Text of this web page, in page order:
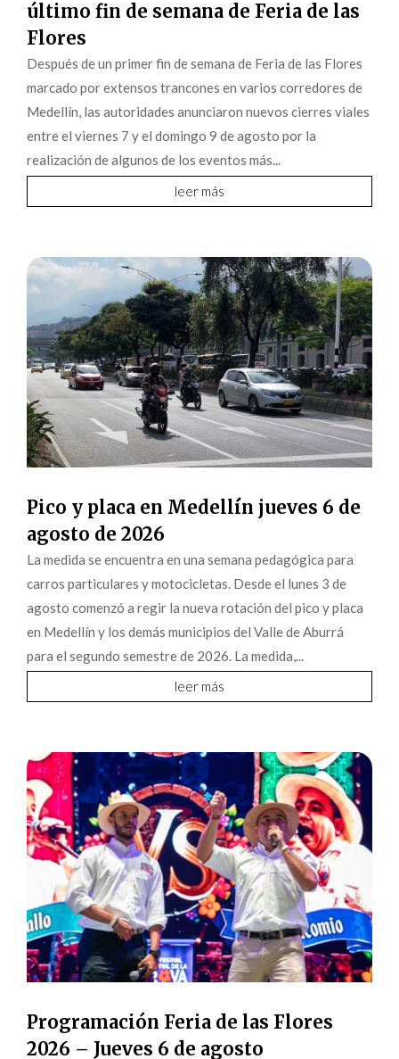
último fin de semana de Feria de las
Flores
Después de un primer fin de semana de Feria de las Flores
marcado por extensos trancones en varios corredores de
Medellín, las autoridades anunciaron nuevos cierres viales
entre el viernes 7 y el domingo 9 de agosto por la
realización de algunos de los eventos más...
leer más
Pico y placa en Medellín jueves 6 de
agosto de 2026
La medida se encuentra en una semana pedagógica para
carros particulares y motocicletas. Desde el lunes 3 de
agosto comenzó a regir la nueva rotación del pico y placa
en Medellín y los demás municipios del Valle de Aburrá
para el segundo semestre de 2026. La medida,...
leer más
Programación Feria de las Flores
2026 – Jueves 6 de agosto